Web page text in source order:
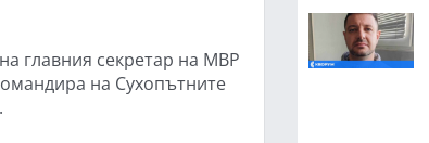
главния секретар на МВР
на Сухопътните